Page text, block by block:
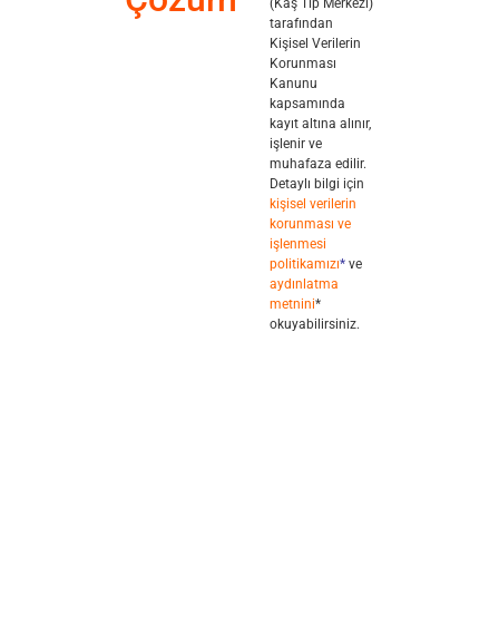
tarafından
Kişisel Verilerin
Korunması
Kanunu
kapsamında
kayıt altına alınır,
işlenir ve
muhafaza edilir.
Detaylı bilgi için
kişisel verilerin
korunması ve
işlenmesi
politikamızı*ve
aydınlatma
metnini*
okuyabilirsiniz.